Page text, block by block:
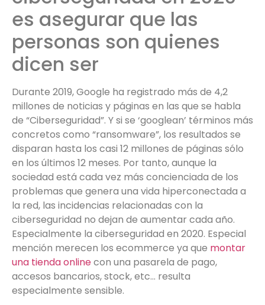
es asegurar que las
personas son quienes
dicen ser
Durante 2019, Google ha registrado más de 4,2
millones de noticias y páginas en las que se habla
de “Ciberseguridad”. Y si se ‘googlean’ términos más
concretos como “ransomware”, los resultados se
disparan hasta los casi 12 millones de páginas sólo
en los últimos 12 meses. Por tanto, aunque la
sociedad está cada vez más concienciada de los
problemas que genera una vida hiperconectada a
la red, las incidencias relacionadas con la
ciberseguridad no dejan de aumentar cada año.
Especialmente la ciberseguridad en 2020. Especial
mención merecen los ecommerce ya que montar
una tienda onlinecon una pasarela de pago,
accesos bancarios, stock, etc… resulta
especialmente sensible.